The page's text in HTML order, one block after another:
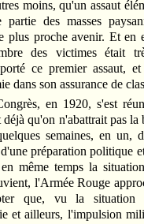
moins, qu'un assaut
des masses
plus proche avenir. Et en
des victimes était
ce premier assaut,
dans son assurance de
en 1920, s'est
qu'on n'abattrait pas la
semaines, en un,
préparation politique
même temps la
l'Armée Rouge
que, vu la situation
et ailleurs, l'impulsion